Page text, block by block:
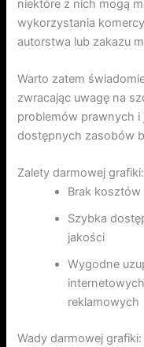
niektóre z nich mogą
wykorzystania
autorstwa lub zakazu
Warto zatem
zwracając uwagę na
problemów prawnych
dostępnych zasobów
Zalety darmowej grafiki:
Brak kosztów
Szybka
jakości
Wygodne
reklamowych
Wady darmowej grafiki: